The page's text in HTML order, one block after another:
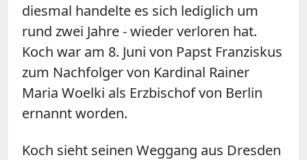
diesmal handelte es sich lediglich um
rund zwei Jahre - wieder verloren hat.
Koch war am 8. Juni von Papst Franziskus
zum Nachfolger von Kardinal Rainer
Maria Woelki als Erzbischof von Berlin
ernannt worden.
Koch sieht seinen Weggang aus Dresden